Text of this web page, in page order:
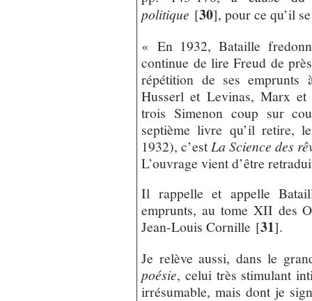
politique [30], pour ce qu’il
« En 1932, Bataille
continue de lire Freud de
répétition de ses
Husserl et Levinas, Marx
trois Simenon coup sur
septième livre qu’il retire,
1932), c’estLa Science des
L’ouvrage vient d’être
Il rappelle et appelle
emprunts, au tome XII des
Jean-Louis Cornille [31].
Je relève aussi, dans le
poésie, celui très stimulant
irrésumable, mais dont je